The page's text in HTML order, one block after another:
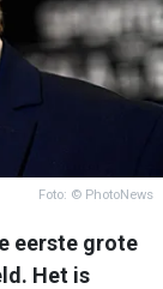
Foto: © PhotoNews
eerste grote
Het is